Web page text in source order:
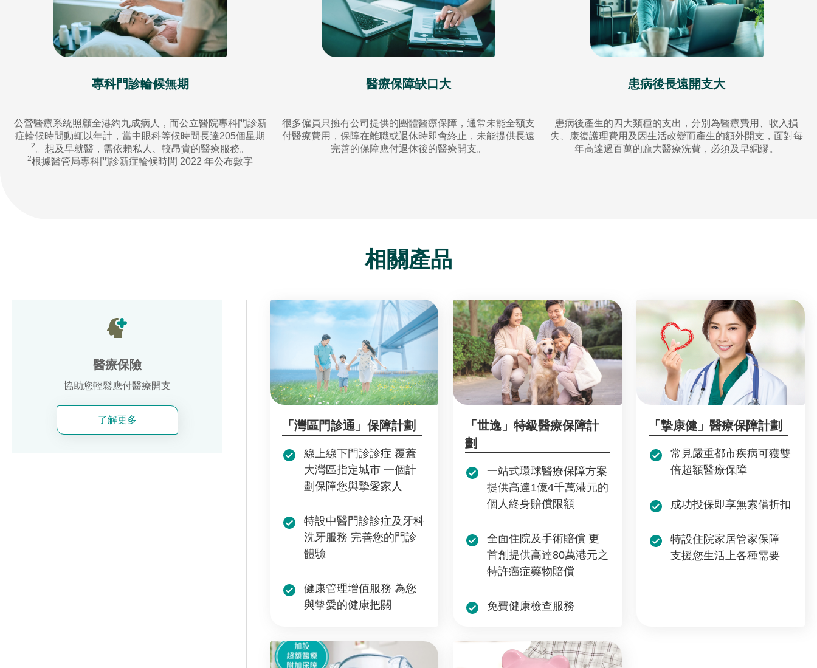
專科門診輪候無期
公營醫療系統照顧全港約九成病人，而公立醫院專科門診新
症輪候時間動輒以年計，當中眼科等候時間長達205個星期
2 。想及早就醫，需依賴私人、較昂貴的醫療服務。
2根據醫管局專科門診新症輪候時間 2022 年公布數字
醫療保障缺口大
很多僱員只擁有公司提供的團體醫療保障，通常未能全額支
付醫療費用，保障在離職或退休時即會終止，未能提供長遠
完善的保障應付退休後的醫療開支。
患病後長遠開支大
患病後產生的四大類種的支出，分別為醫療費用、收入損
失、康復護理費用及因生活改變而產生的額外開支，面對每
年高達過百萬的龐大醫療洗費，必須及早綢繆。
相關產品
醫療保險
協助您輕鬆應付醫療開支
了解更多 「灣區門診通」保障計劃
線上線下門診診症 覆蓋
大灣區指定城市 一個計
劃保障您與摯愛家人
特設中醫門診診症及牙科
洗牙服務 完善您的門診
體驗
健康管理增值服務 為您
與摰愛的健康把關
「世逸」特級醫療保障計
劃
一站式環球醫療保障方案
提供高達1億4千萬港元的
個人終身賠償限額
全面住院及手術賠償 更
首創提供高達80萬港元之
特許癌症藥物賠償
免費健康檢查服務
「摯康健」醫療保障計劃
常見嚴重都市疾病可獲雙
倍超額醫療保障
成功投保即享無索償折扣
特設住院家居管家保障
支援您生活上各種需要